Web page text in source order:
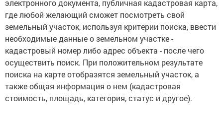
электронного документа, публичная кадастровая карта,
где любой желающий сможет посмотреть свой
земельный участок, используя критерии поиска, ввести
необходимые данные о земельном участке -
кадастровый номер либо адрес объекта - после чего
осуществить поиск. При положительном результате
поиска на карте отобразятся земельный участок, а
также общая информация о нем (кадастровая
стоимость, площадь, категория, статус и другое).